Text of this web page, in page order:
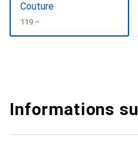
Couture
CHF
119.–
Informations